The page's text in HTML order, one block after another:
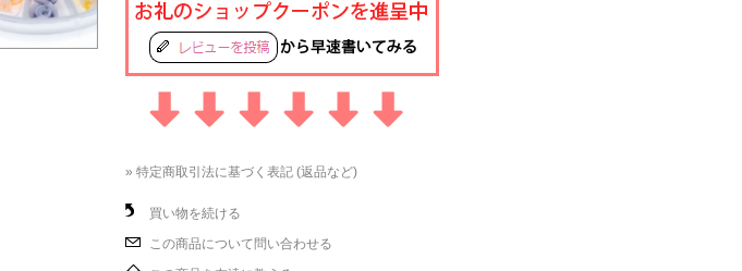
» 特定商取引法に基づく表記 (返品など)
買い物を続ける
この商品について問い合わせる